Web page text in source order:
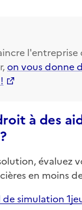
l'entreprise
on vous donne
à des
évaluez
en moins
simulation